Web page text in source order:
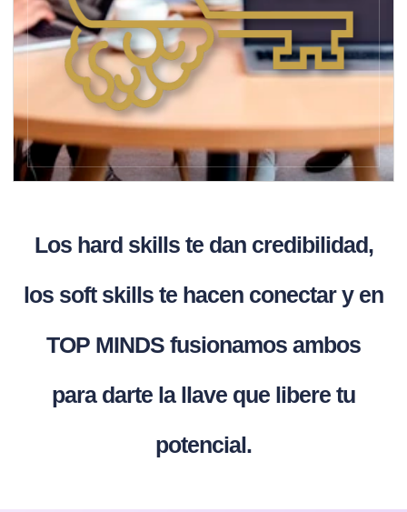
Los hard skills te dan credibilidad,
los soft skills te hacen conectar y en
TOP MINDS fusionamos ambos
para darte la llave que libere tu
potencial.